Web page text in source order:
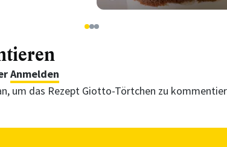
123
Anmelden
um das Rezept Giotto-Törtchen zu